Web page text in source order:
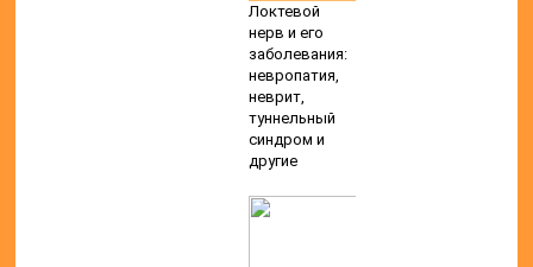
Локтевой
нерв и его
заболевания:
невропатия,
неврит,
туннельный
синдром и
другие